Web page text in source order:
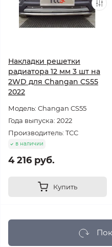
Накладки решетки
радиатора 12 мм 3 шт на
2WD для Changan CS55
2022
Модель: Changan CS55
Года выпуска: 2022
Производитель: TCC
в наличии
4 216 руб.
Купить